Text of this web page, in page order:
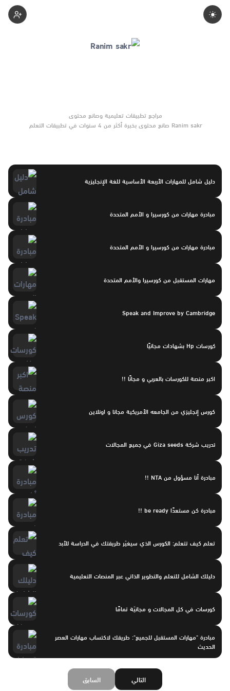
Ranim sakr صانع محتوى بخبرة أكثر من 4 سنوات في تطبيقات التعلم
دليل شامل للمهارات الأربعة الأساسية للغة الإنجليزية
مبادرة مهارات من كورسيرا و الأمم المتحدة
مبادرة مهارات من كورسيرا و الأمم المتحدة
مهارات المستقبل من كورسيرا والأمم المتحدة
Speak and Improve by Cambridge
كورسات Hp بشهادات مجانيًا
اكبر منصة للكورسات بالعربي و مجانًا !!
كورس إنجليزي من الجامعه الأمريكية مجانا و اونلاين
تدريب شركة Giza seeds في جميع المجالات
مبادرة أنا مسؤول من NTA !!
مبادرة كن مستعدًا be ready !!
تعلم كيف تتعلم: الكورس الذي سيغيّر طريقتك في الدراسة للأبد
دليلك الشامل للتعلم والتطوير الذاتي عبر المنصات التعليمية
كورسات في كل المجالات و مجانيّة تمامًا
مبادرة "مهارات المستقبل للجميع": طريقك لاكتساب مهارات العصر
الحديث
السابق التالي